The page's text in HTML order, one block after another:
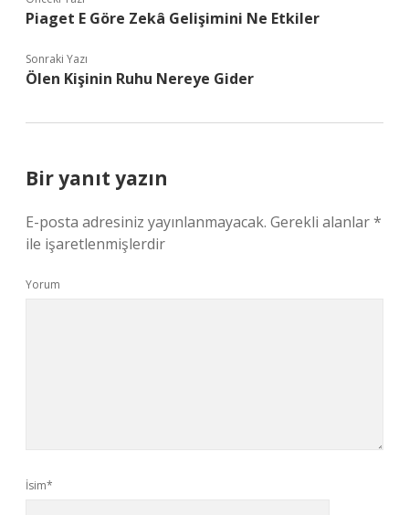
Piaget E Göre Zekâ Gelişimini Ne Etkiler
Sonraki Yazı
Ölen Kişinin Ruhu Nereye Gider
Bir yanıt yazın
E-posta adresiniz yayınlanmayacak. Gerekli alanlar*
ile işaretlenmişlerdir
Yorum
İsim*